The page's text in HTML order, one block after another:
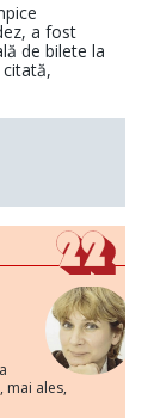
a fost
de bilete la
citată,
mai ales,